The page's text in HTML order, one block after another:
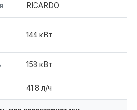
RICARDO
144 кВт
158 кВт
41.8 л/ч